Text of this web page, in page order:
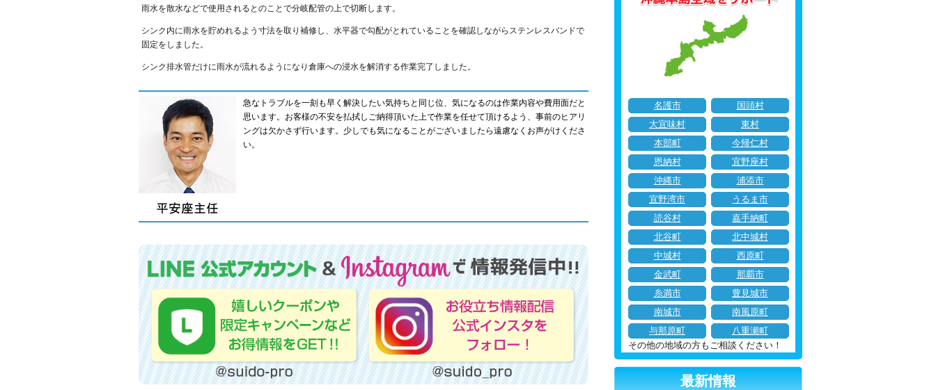
雨水を散水などで使用されるとのことで分岐配管の上で切断します。
シンク内に雨水を貯めれるよう寸法を取り補修し、水平器で勾配がとれていることを確認しながらステンレスバンドで
固定をしました。
シンク排水管だけに雨水が流れるようになり倉庫への浸水を解消する作業完了しました。
急なトラブルを一刻も早く解決したい気持ちと同じ位、気になるのは作業内容や費用面だと
思います。お客様の不安を払拭しご納得頂いた上で作業を任せて頂けるよう、事前のヒアリ
ングは欠かさず行います。少しでも気になることがございましたら遠慮なくお声がけくださ
い。
名護市
国頭村
大宜味村
東村
本部町
今帰仁村
恩納村
宜野座村
沖縄市
浦添市
宜野湾市
うるま市
読谷村
嘉手納町
北谷町
北中城村
中城村
西原町
金武町
那覇市
糸満市
豊見城市
南城市
南風原町
与那原町
八重瀬町
その他の地域の方もご相談ください！
最新情報